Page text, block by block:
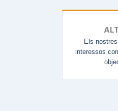
Els
interessos